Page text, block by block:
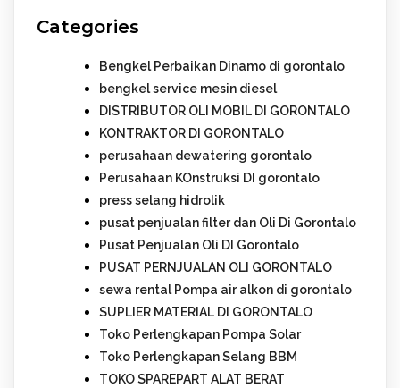
Categories
Bengkel Perbaikan Dinamo di gorontalo
bengkel service mesin diesel
DISTRIBUTOR OLI MOBIL DI GORONTALO
KONTRAKTOR DI GORONTALO
perusahaan dewatering gorontalo
Perusahaan KOnstruksi DI gorontalo
press selang hidrolik
pusat penjualan filter dan Oli Di Gorontalo
Pusat Penjualan Oli DI Gorontalo
PUSAT PERNJUALAN OLI GORONTALO
sewa rental Pompa air alkon di gorontalo
SUPLIER MATERIAL DI GORONTALO
Toko Perlengkapan Pompa Solar
Toko Perlengkapan Selang BBM
TOKO SPAREPART ALAT BERAT